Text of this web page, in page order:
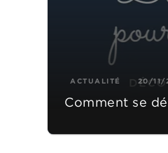
ACTUALITÉ 20/11/
Comment se